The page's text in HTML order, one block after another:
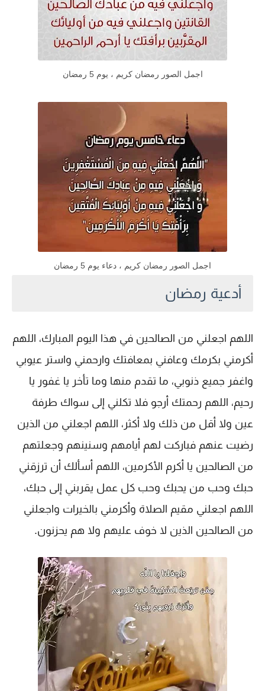
اجمل الصور رمضان كريم ، يوم 5 رمضان
اجمل الصور رمضان كريم ، دعاء يوم 5 رمضان
أدعية رمضان
اللهم اجعلني من الصالحين في هذا اليوم المبارك، اللهم
أكرمني بكرمك وعافني بمعافتك وارحمني واستر عيوبي
واغفر جميع ذنوبي، ما تقدم منها وما تأخر يا غفور يا
رحيم، اللهم رحمتك أرجو فلا تكلني إلى سواك طرفة
عين ولا أقل من ذلك ولا أكثر، اللهم اجعلني من الذين
رضيت عنهم فباركت لهم أيامهم وسنينهم وجعلتهم
من الصالحين يا أكرم الأكرمين، اللهم أسألك أن ترزقني
حبك وحب من يحبك وحب كل عمل يقربني إلى حبك،
اللهم اجعلني مقيم الصلاة وأكرمني بالخيرات واجعلني
من الصالحين الذين لا خوف عليهم ولا هم يحزنون.